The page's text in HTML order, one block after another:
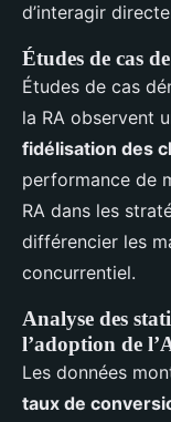
d’interagir
Études de cas
Études de cas
la RA observent
fidélisation des
performance de
RA dans les
différencier les
concurrentiel.
Analyse des
l’adoption de
Les données
taux de